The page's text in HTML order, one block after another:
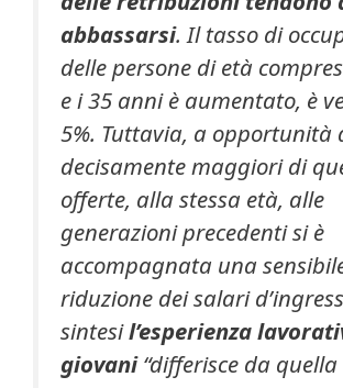
abbassarsi. Il tasso di
delle persone di età
e i 35 anni è aumentato, è
5%. Tuttavia, a opportunità
decisamente maggiori di
offerte, alla stessa età, alle
generazioni precedenti si è
accompagnata una
riduzione dei salari
sintesil’esperienza
giovani“differisce da quella